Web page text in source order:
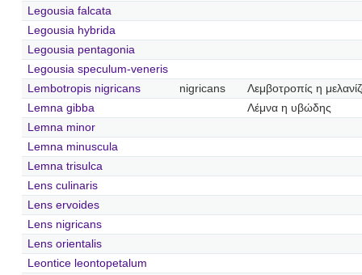
Legousia falcata
Legousia hybrida
Legousia pentagonia
Legousia speculum-veneris
Lembotropis nigricans
nigricans
Λεμβοτροπίς η
Lemna gibba
Λέμνα η υβώδης
Lemna minor
Lemna minuscula
Lemna trisulca
Lens culinaris
Lens ervoides
Lens nigricans
Lens orientalis
Leontice leontopetalum